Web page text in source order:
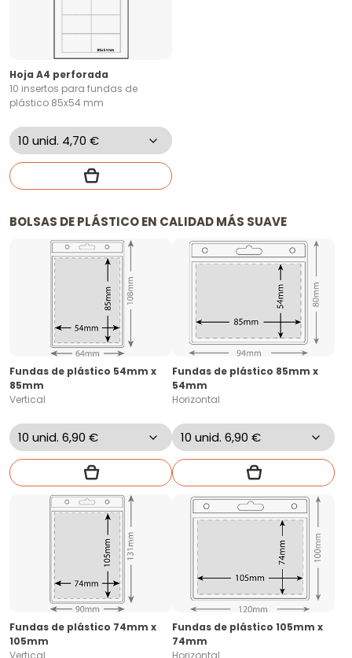
Hoja A4 perforada
10 insertos para fundas de
plástico 85x54 mm
BOLSAS DE PLÁSTICO EN CALIDAD MÁS SUAVE
Fundas de plástico 54mm x
85mm
Vertical
Fundas de plástico 85mm x
54mm
Horizontal
Fundas de plástico 74mm x
105mm
Fundas de plástico 105mm x
74mm